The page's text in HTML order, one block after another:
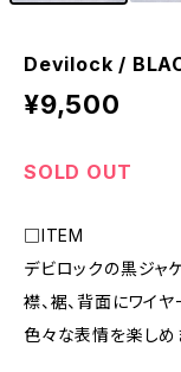
Devilock /
¥9,500
SOLD OUT
□ITEM
デビロックの黒ジャケ
襟、裾、背面にワイ
色々な表情を楽しめ